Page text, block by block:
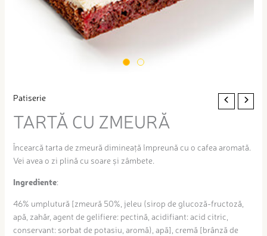
Patiserie
TARTĂ CU ZMEURĂ
Încearcă tarta de zmeură dimineață împreună cu o cafea aromată.
Vei avea o zi plină cu soare și zâmbete.
Ingrediente:
46% umplutură [zmeură 50%, jeleu (sirop de glucoză-fructoză,
apă, zahăr, agent de gelifiere: pectină, acidifiant: acid citric,
conservant: sorbat de potasiu, aromă), apă], cremă [brânză de